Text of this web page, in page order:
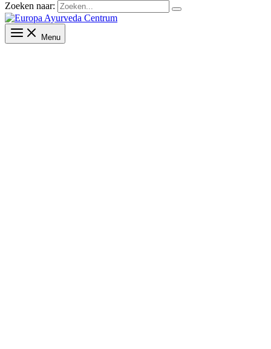
Zoeken naar:
Menu